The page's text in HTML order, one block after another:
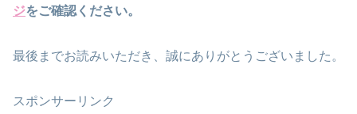
ジをご確認ください。
最後までお読みいただき、誠にありがとうございました。
スポンサーリンク